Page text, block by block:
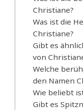
Christiane?
Was ist die
Christiane?
Gibt es
von
Welche
den Namen
Wie beliebt
Gibt es